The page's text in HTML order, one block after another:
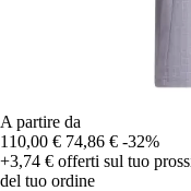
A partire da
110,00 € 74,86 € -32%
+3,74 € offerti sul tuo
del tuo ordine